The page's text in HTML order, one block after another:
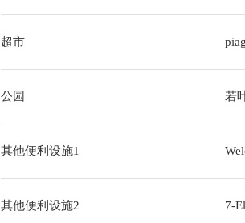
超市
公园 若
其他便利设施1
其他便利设施2 7-